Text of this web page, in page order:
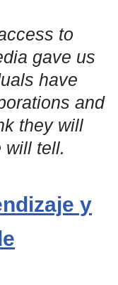
to
gave us
have
and
they will
will tell.
y